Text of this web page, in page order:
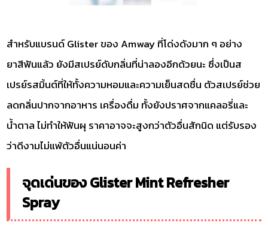
สำหรับแบรนด์ Glister ของ Amway ที่โด่งดังมาก ๆ อย่าง
ยาสีฟันแล้ว ยังมีสเปรย์ดับกลิ่นที่น่าลองอีกด้วยนะ ซึ่งเป็นส
เปรย์รสมิ้นต์ที่ให้ทั้งความหอมและความเย็นสดชื่น ตัวสเปรย์ช่วย
ลดกลิ่นปากจากอาหาร เครื่องดื่ม ทั้งยังปราศจากแคลอรี่และ
น้ำตาล ไม่ทำให้ฟันผุ ราคาอาจจะสูงกว่าตัวอื่นสักนิด แต่รับรอง
ว่าดีงามไม่แพ้ตัวอื่นแน่นอนค่า
จุดเด่นของ Glister Mint Refresher
Spray